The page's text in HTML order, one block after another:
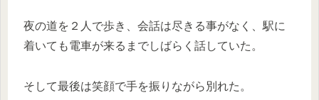
夜の道を２人で歩き、会話は尽きる事がなく、駅に
着いても電車が来るまでしばらく話していた。
そして最後は笑顔で手を振りながら別れた。